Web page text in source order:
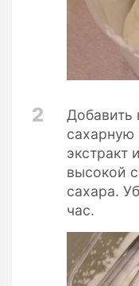
2
Добавить
сахарную
экстракт
высокой
сахара.
час.